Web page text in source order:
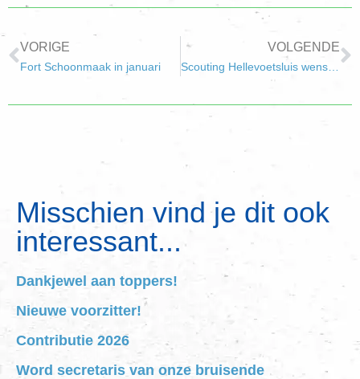
VORIGE
Fort Schoonmaak in januari
VOLGENDE
Scouting Hellevoetsluis wenst jullie een leuk en uitdagend 2013!
Misschien vind je dit ook
interessant...
Dankjewel aan toppers!
Nieuwe voorzitter!
Contributie 2026
Word secretaris van onze bruisende